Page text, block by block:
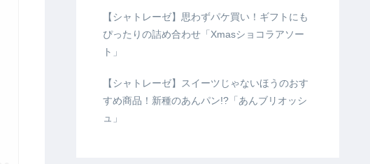
【シャトレーゼ】思わずパケ買い！ギフトにも
ぴったりの詰め合わせ「Xmasショコラアソー
ト」
【シャトレーゼ】スイーツじゃないほうのおす
すめ商品！新種のあんパン!?「あんブリオッシ
ュ」